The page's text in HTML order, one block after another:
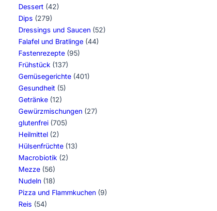
Dessert (42)
Dips (279)
Dressings und Saucen (52)
Falafel und Bratlinge (44)
Fastenrezepte (95)
Frühstück (137)
Gemüsegerichte (401)
Gesundheit (5)
Getränke (12)
Gewürzmischungen (27)
glutenfrei (705)
Heilmittel (2)
Hülsenfrüchte (13)
Macrobiotik (2)
Mezze (56)
Nudeln (18)
Pizza und Flammkuchen (9)
Reis (54)